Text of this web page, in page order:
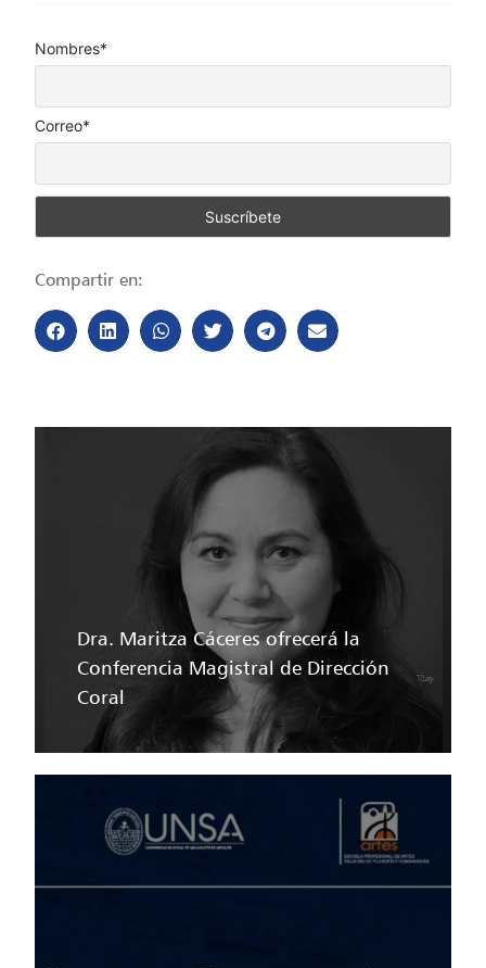
Nombres*
Correo*
Compartir en:
Dra. Maritza Cáceres ofrecerá la
Conferencia Magistral de Dirección
Coral